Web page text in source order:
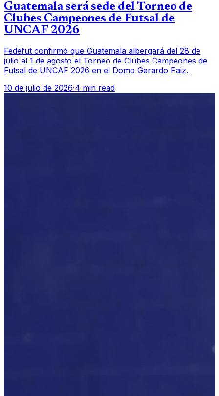
Guatemala será sede del Torneo de
Clubes Campeones de Futsal de
UNCAF 2026
Fedefut confirmó que Guatemala albergará del 28 de
julio al 1 de agosto el Torneo de Clubes Campeones de
Futsal de UNCAF 2026 en el Domo Gerardo Paiz.
10 de julio de 2026·4 min read